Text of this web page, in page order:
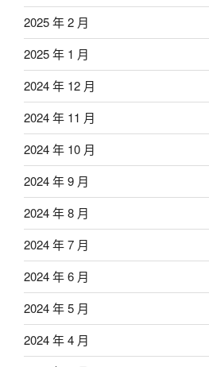
2025 年 2 月
2025 年 1 月
2024 年 12 月
2024 年 11 月
2024 年 10 月
2024 年 9 月
2024 年 8 月
2024 年 7 月
2024 年 6 月
2024 年 5 月
2024 年 4 月